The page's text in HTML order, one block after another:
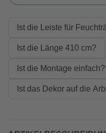
Ist die Leiste für
Ist die Länge 410 cm?
Ist die Montage einfach?
Ist das Dekor auf die